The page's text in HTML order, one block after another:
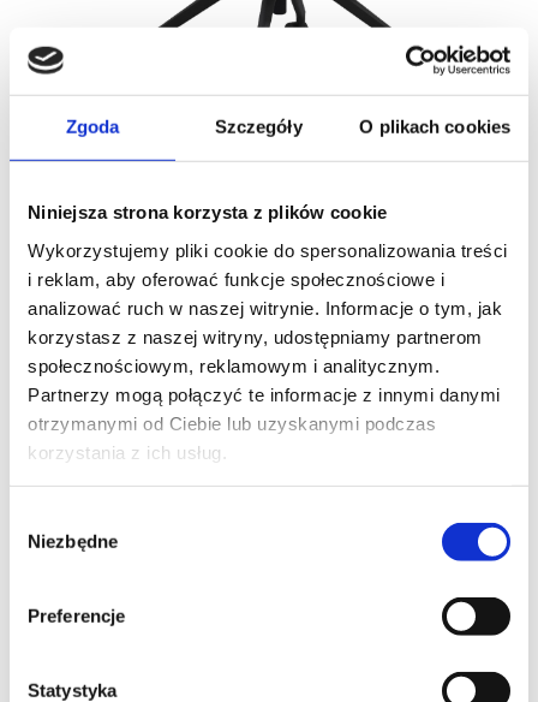
Zgoda Szczegóły O plikach cookies
Niniejsza strona korzysta z plików cookie
Wykorzystujemy pliki cookie do spersonalizowania treści
i reklam, aby oferować funkcje społecznościowe i
analizować ruch w naszej witrynie. Informacje o tym, jak
korzystasz z naszej witryny, udostępniamy partnerom
społecznościowym, reklamowym i analitycznym.
Partnerzy mogą połączyć te informacje z innymi danymi
otrzymanymi od Ciebie lub uzyskanymi podczas
korzystania z ich usług.
zgody
Niezbędne
Preferencje
Statystyka